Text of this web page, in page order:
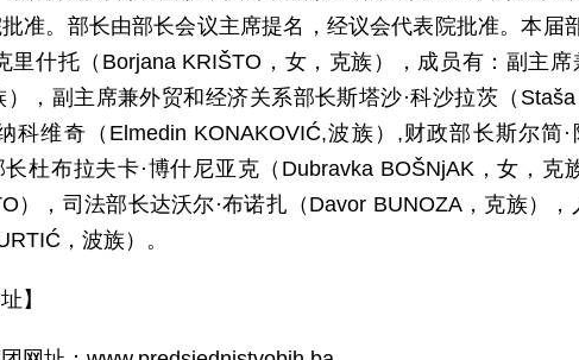
准。部长由部长会议主席提名，经议会代表院批准。本届
里什托（Borjana KRIŠTO，女，克族），成员有：副主
），副主席兼外贸和经济关系部长斯塔沙·科沙拉茨（
科维奇（Elmedin KONAKOVIĆ,波族）,财政部长斯尔简
杜布拉夫卡·博什尼亚克（Dubravka BOŠNjAK，女，克
），司法部长达沃尔·布诺扎（Davor BUNOZA，克族）
，波族）。
】